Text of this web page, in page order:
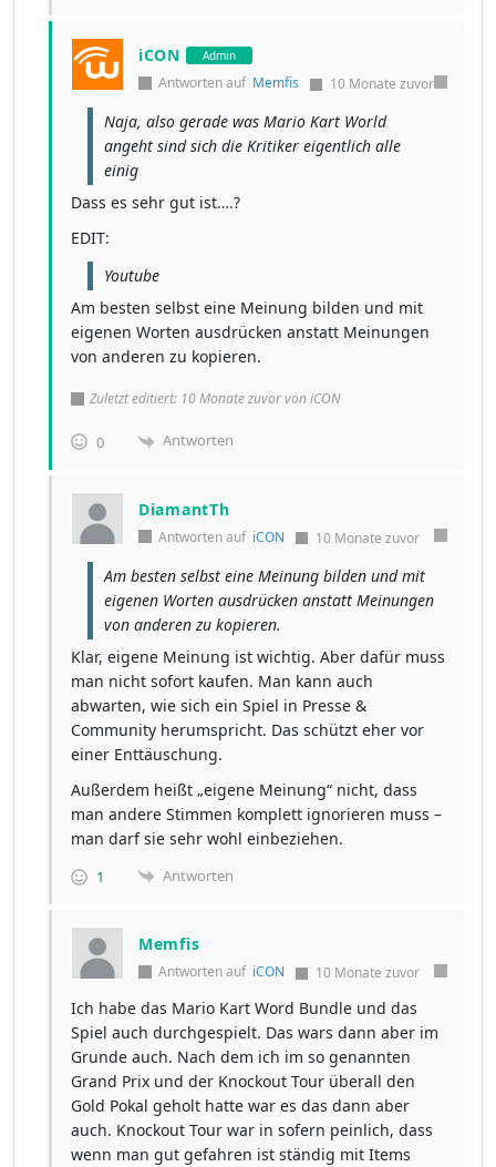
iCON Admin
Antworten auf Memfis 10 Monate zuvor
Naja, also gerade was Mario Kart World
angeht sind sich die Kritiker eigentlich alle
einig
Dass es sehr gut ist….?
EDIT:
Youtube
Am besten selbst eine Meinung bilden und mit
eigenen Worten ausdrücken anstatt Meinungen
von anderen zu kopieren.
Zuletzt editiert: 10 Monate zuvor von iCON
0 Antworten
DiamantTh
Antworten auf iCON 10 Monate zuvor
Am besten selbst eine Meinung bilden und mit
eigenen Worten ausdrücken anstatt Meinungen
von anderen zu kopieren.
Klar, eigene Meinung ist wichtig. Aber dafür muss
man nicht sofort kaufen. Man kann auch
abwarten, wie sich ein Spiel in Presse &
Community herumspricht. Das schützt eher vor
einer Enttäuschung.
Außerdem heißt „eigene Meinung“ nicht, dass
man andere Stimmen komplett ignorieren muss –
man darf sie sehr wohl einbeziehen.
1 Antworten
Memfis
Antworten auf iCON 10 Monate zuvor
Ich habe das Mario Kart Word Bundle und das
Spiel auch durchgespielt. Das wars dann aber im
Grunde auch. Nach dem ich im so genannten
Grand Prix und der Knockout Tour überall den
Gold Pokal geholt hatte war es das dann aber
auch. Knockout Tour war in sofern peinlich, dass
wenn man gut gefahren ist ständig mit Items